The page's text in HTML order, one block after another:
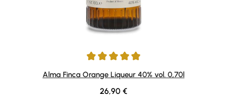
Durchschnittliche Bewertung von 5 von 5 Sternen
Alma Finca Orange Liqueur 40% vol. 0,70l
Regulärer Preis:
26,90 €